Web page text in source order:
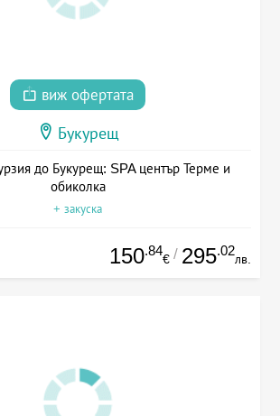
виж офертата
Букурещ
до Букурещ: SPA център Терме и
обиколка
+ закуска
150.84
€ / 295.02
лв.